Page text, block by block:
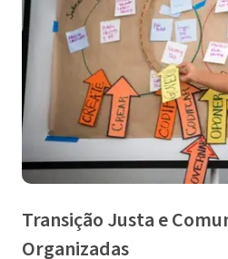
Transição Justa e
Organizadas